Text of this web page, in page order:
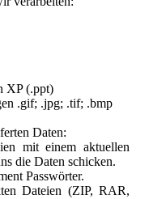
XP (.ppt)
.gif; .jpg; .tif; .bmp
Daten:
mit einem aktuellen
die Daten schicken.
Passwörter.
Dateien (ZIP, RAR,